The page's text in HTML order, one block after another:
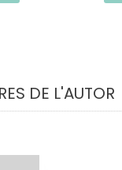
DE L'AUTOR